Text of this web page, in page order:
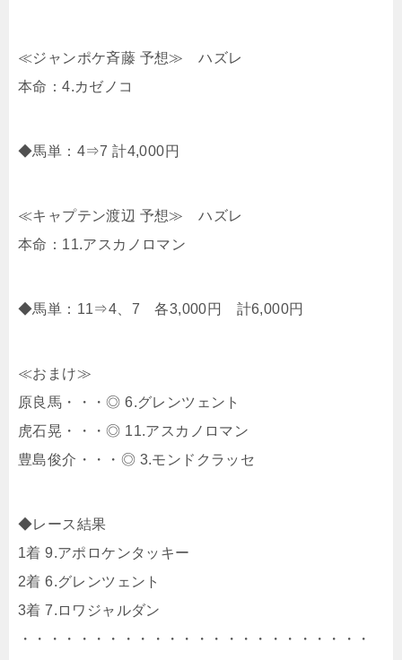
≪ジャンポケ斉藤 予想≫ ハズレ
本命：4.カゼノコ
◆馬単：4⇒7 計4,000円
≪キャプテン渡辺 予想≫ ハズレ
本命：11.アスカノロマン
◆馬単：11⇒4、7 各3,000円 計6,000円
≪おまけ≫
原良馬・・・◎ 6.グレンツェント
虎石晃・・・◎ 11.アスカノロマン
豊島俊介・・・◎ 3.モンドクラッセ
◆レース結果
1着 9.アポロケンタッキー
2着 6.グレンツェント
3着 7.ロワジャルダン
・・・・・・・・・・・・・・・・・・・・・・・・